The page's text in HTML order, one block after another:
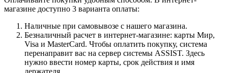
магазине доступно 3 варианта оплаты:
Наличные при самовывозе с нашего магазина.
Безналичный расчет в интернет-магазине: карты Мир,
Visa и MasterCard. Чтобы оплатить покупку, система
перенаправит вас на сервер системы ASSIST. Здесь
нужно ввести номер карты, срок действия и имя
держателя.